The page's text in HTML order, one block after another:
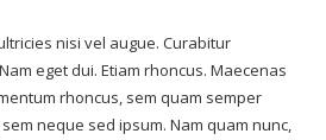
nisi vel augue. Curabitur
eget dui. Etiam rhoncus. Maecenas
rhoncus, sem quam semper
neque sed ipsum. Nam quam nunc,